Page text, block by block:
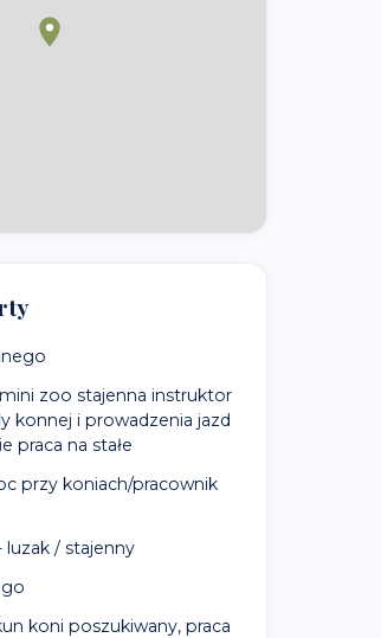
zoo stajenna instruktor
konnej i prowadzenia jazd
praca na stałe
przy koniach/pracownik
luzak / stajenny
koni poszukiwany, praca